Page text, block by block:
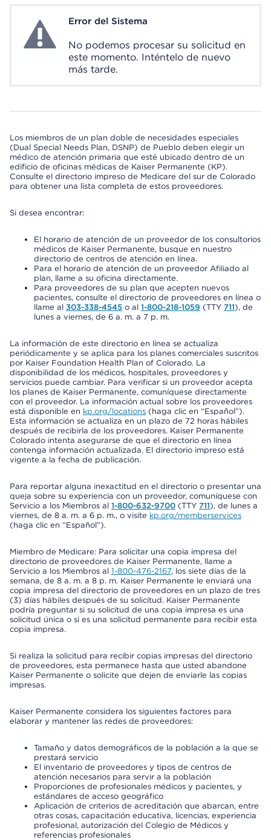
System ErrorError del Sistema
No podemos procesar su solicitud en
este momento. Inténtelo de nuevo
más tarde.
Los miembros de un plan doble de necesidades especiales
(Dual Special Needs Plan, DSNP) de Pueblo deben elegir un
médico de atención primaria que esté ubicado dentro de un
edificio de oficinas médicas de Kaiser Permanente (KP).
Consulte el directorio impreso de Medicare del sur de Colorado
para obtener una lista completa de estos proveedores.
Si desea encontrar:
El horario de atención de un proveedor de los consultorios
médicos de Kaiser Permanente, busque en nuestro
directorio de centros de atención en línea.
Para el horario de atención de un proveedor Afiliado al
plan, llame a su oficina directamente.
Para proveedores de su plan que acepten nuevos
pacientes, consulte el directorio de proveedores en línea o
llame al 303-338-4545 o al 1-800-218-1059 (TTY 711), de
lunes a viernes, de 6 a. m. a 7 p. m.
La información de este directorio en línea se actualiza
periódicamente y se aplica para los planes comerciales suscritos
por Kaiser Foundation Health Plan of Colorado. La
disponibilidad de los médicos, hospitales, proveedores y
servicios puede cambiar. Para verificar si un proveedor acepta
los planes de Kaiser Permanente, comuníquese directamente
con el proveedor. La información actual sobre los proveedores
está disponible en kp.org/locations (haga clic en “Español”).
Esta información se actualiza en un plazo de 72 horas hábiles
después de recibirla de los proveedores. Kaiser Permanente
Colorado intenta asegurarse de que el directorio en línea
contenga información actualizada. El directorio impreso está
vigente a la fecha de publicación.
Para reportar alguna inexactitud en el directorio o presentar una
queja sobre su experiencia con un proveedor, comuníquese con
Servicio a los Miembros al 1-800-632-9700 (TTY 711), de lunes a
viernes, de 8 a. m. a 6 p. m., o visite kp.org/memberservices
(haga clic en “Español”).
Miembro de Medicare: Para solicitar una copia impresa del
directorio de proveedores de Kaiser Permanente, llame a
Servicio a los Miembros al 1-800-476-2167, los siete días de la
semana, de 8 a. m. a 8 p. m. Kaiser Permanente le enviará una
copia impresa del directorio de proveedores en un plazo de tres
(3) días hábiles después de su solicitud. Kaiser Permanente
podría preguntar si su solicitud de una copia impresa es una
solicitud única o si es una solicitud permanente para recibir esta
copia impresa.
Si realiza la solicitud para recibir copias impresas del directorio
de proveedores, esta permanece hasta que usted abandone
Kaiser Permanente o solicite que dejen de enviarle las copias
impresas.
Kaiser Permanente considera los siguientes factores para
elaborar y mantener las redes de proveedores:
Tamaño y datos demográficos de la población a la que se
prestará servicio
El inventario de proveedores y tipos de centros de
atención necesarios para servir a la población
Proporciones de profesionales médicos y pacientes, y
estándares de acceso geográfico
Aplicación de criterios de acreditación que abarcan, entre
otras cosas, capacitación educativa, licencias, experiencia
profesional, autorización del Colegio de Médicos y
referencias profesionales